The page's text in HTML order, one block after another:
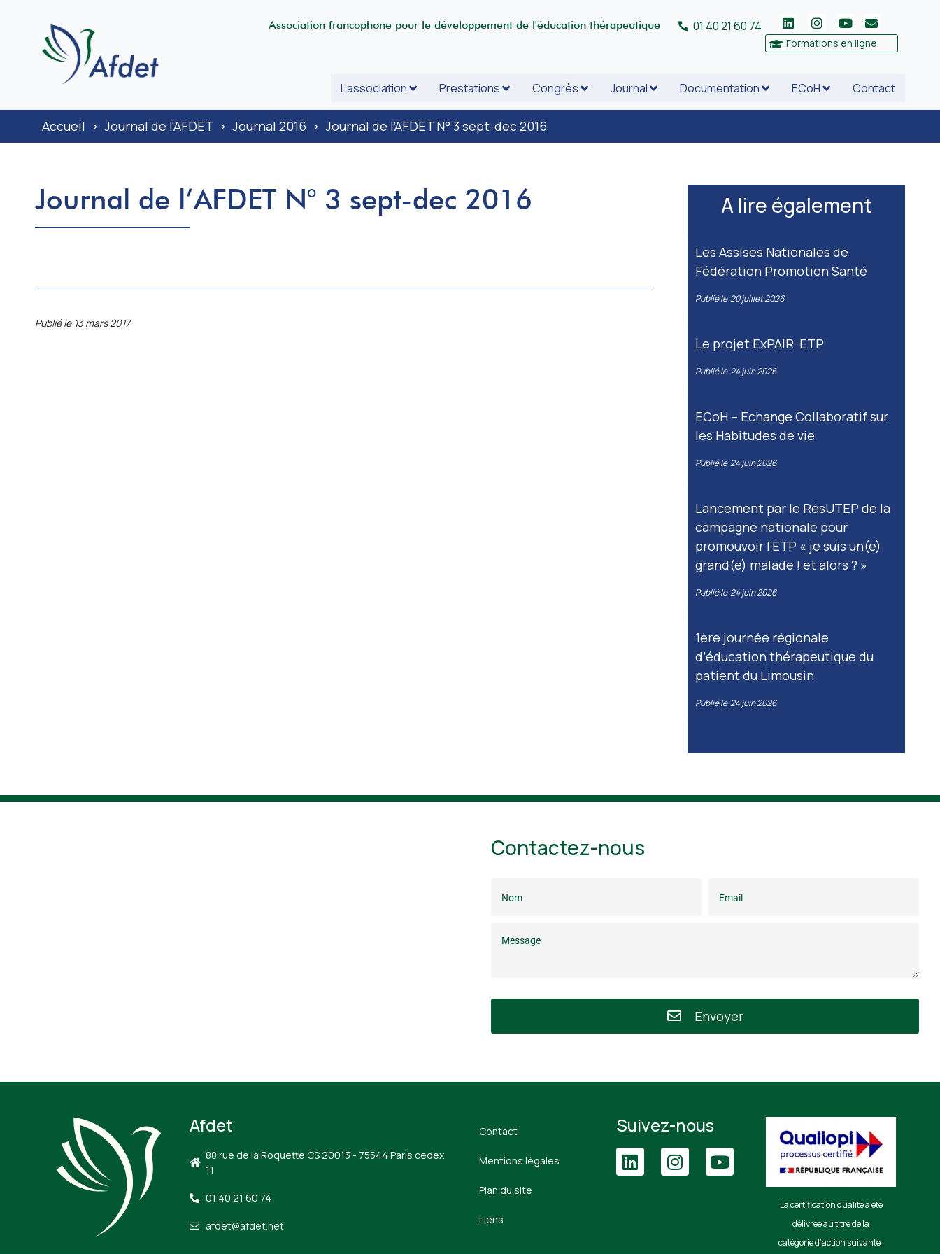
Association francophone pour le développement de l'éducation thérapeutique 01 40 21 60 74
Formations en ligne
L’association Prestations Congrès Journal Documentation ECoH Contact
Accueil > Journal de l'AFDET > Journal 2016 > Journal de l’AFDET N° 3 sept-dec 2016
Journal de l’AFDET N° 3 sept-dec 2016
Publié le 13 mars 2017
A lire également
Les Assises Nationales de
Fédération Promotion Santé
Publié le 20 juillet 2026
Le projet ExPAIR-ETP
Publié le 24 juin 2026
ECoH – Echange Collaboratif sur
les Habitudes de vie
Publié le 24 juin 2026
Lancement par le RésUTEP de la
campagne nationale pour
promouvoir l’ETP « je suis un(e)
grand(e) malade ! et alors ? »
Publié le 24 juin 2026
1ère journée régionale
d’éducation thérapeutique du
patient du Limousin
Publié le 24 juin 2026
Contactez-nous
Envoyer
Afdet
88 rue de la Roquette CS 20013 - 75544 Paris cedex
11
01 40 21 60 74
afdet@afdet.net
Contact
Mentions légales
Plan du site
Liens
Suivez-nous
La certification qualité a été
délivrée au titre de la
catégorie d’action suivante :